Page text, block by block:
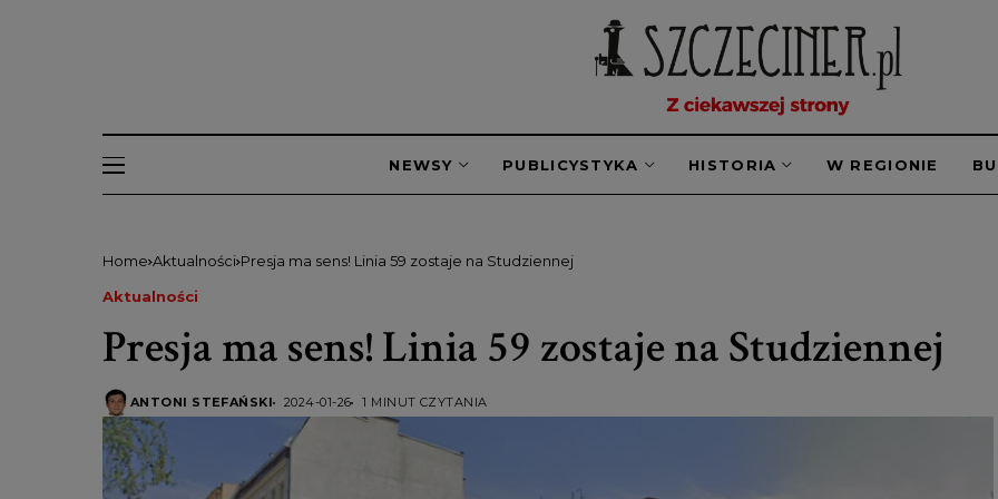
NEWSY PUBLICYSTYKA HISTORIA W REGIONIE
Home Aktualności Presja ma sens! Linia 59 zostaje na Studziennej
Aktualności
Presja ma sens! Linia 59 zostaje na Studziennej
ANTONI STEFAŃSKI 2024-01-26 1 MINUT CZYTANIA